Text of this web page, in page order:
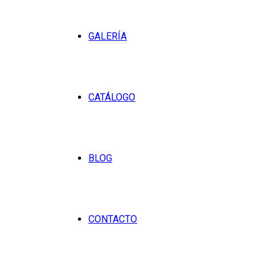
GALERÍA
CATÁLOGO
BLOG
CONTACTO